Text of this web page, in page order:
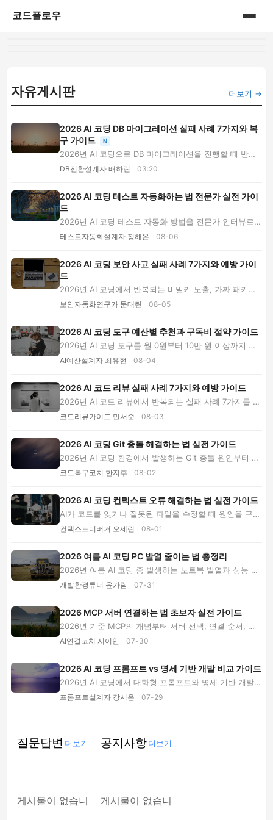
코드플로우
자유게시판
2026 AI 코딩 DB 마이그레이션 실패 사례 7가지와 복
구 가이드
N
2026년 AI 코딩으로 DB 마이그레이션을 진행할 때 반복
되는 실패 사례 7가지를 분석합니다. 잠금 장애, ...
DB전환설계자 배하린 03:20
2026 AI 코딩 테스트 자동화하는 법 전문가 실전 가이
드
2026년 AI 코딩 테스트 자동화 방법을 전문가 인터뷰로
설명합니다. 테스트 유형 선택, 프롬프트 설계, ...
테스트자동화설계자 정해온 08-06
2026 AI 코딩 보안 사고 실패 사례 7가지와 예방 가이
드
2026년 AI 코딩에서 반복되는 비밀키 노출, 가짜 패키지
설치, 인증·권한 검증 누락, 에이전트 과권한 ...
보안자동화연구가 문태린 08-05
2026 AI 코딩 도구 예산별 추천과 구독비 절약 가이드
2026년 AI 코딩 도구를 월 0원부터 10만 원 이상까지 예
산별로 비교합니다. 개인 개발자와 소규모 팀을 ...
AI예산설계자 최유현 08-04
2026 AI 코드 리뷰 실패 사례 7가지와 예방 가이드
2026년 AI 코드 리뷰에서 반복되는 실패 사례 7가지를 분
석합니다. 무조건 승인, 대규모 변경, 부실 테...
코드리뷰가이드 민서준 08-03
2026 AI 코딩 Git 충돌 해결하는 법 실전 가이드
2026년 AI 코딩 환경에서 발생하는 Git 충돌 원인부터 소
스·설정·잠금 파일 해결법, 테스트와 보안 검증...
코드복구코치 한지후 08-02
2026 AI 코딩 컨텍스트 오류 해결하는 법 실전 가이드
AI가 코드를 잊거나 잘못된 파일을 수정할 때 원인을 구분
하고 컨텍스트를 재설정하는 방법을 안내합니...
컨텍스트디버거 오세린 08-01
2026 여름 AI 코딩 PC 발열 줄이는 법 총정리
2026년 여름 AI 코딩 중 발생하는 노트북 발열과 성능 저
하의 원인을 진단하고, IDE·Docker·로컬 모델 ...
개발환경튜너 윤가람 07-31
2026 MCP 서버 연결하는 법 초보자 실전 가이드
2026년 기준 MCP의 개념부터 서버 선택, 연결 순서, 권
한 제한, 비용 관리와 오류 해결 FAQ까지 초보자...
AI연결코치 서이안 07-30
2026 AI 코딩 프롬프트 vs 명세 기반 개발 비교 가이드
2026년 AI 코딩에서 대화형 프롬프트와 명세 기반 개발의
속도, 정확도, 비용, 보안, 협업 차이를 비교...
프롬프트설계자 강시온 07-29
더보기 →
질문답변
게시물이 없습니
더보기 공지사항
게시물이 없습니
더보기